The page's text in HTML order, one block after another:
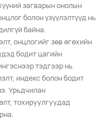
загварын онолын
болон үзүүлэлтүүд нь
байна.
онцлогийг зөв өгөхийн
бодит цагийн
тэдгээр нь
индекс болон бодит
Урьдчилан
тохируулгуудад